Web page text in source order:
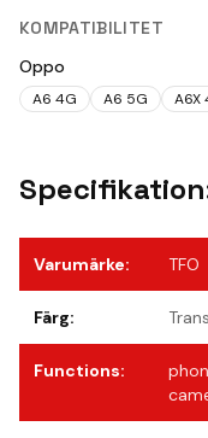
KOMPATIBILITET
Oppo
A6 4G A6 5G A6X
Varumärke: TFO
Färg:
Functions: